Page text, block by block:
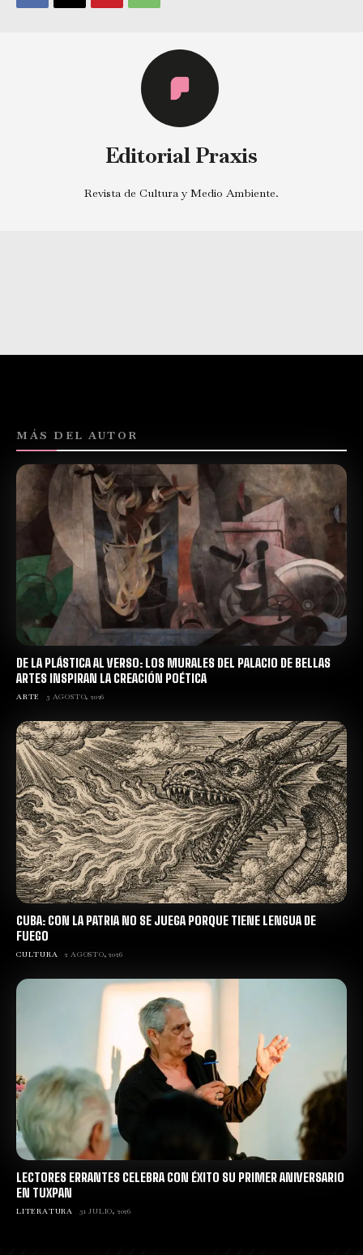
Editorial Praxis
Revista de Cultura y Medio Ambiente.
MÁS DEL AUTOR
DE LA PLÁSTICA AL VERSO: LOS MURALES DEL PALACIO DE BELLAS
ARTES INSPIRAN LA CREACIÓN POÉTICA
ARTE 3 AGOSTO, 2026
CUBA: CON LA PATRIA NO SE JUEGA PORQUE TIENE LENGUA DE
FUEGO
CULTURA 2 AGOSTO, 2026
LECTORES ERRANTES CELEBRA CON ÉXITO SU PRIMER ANIVERSARIO
EN TUXPAN
LITERATURA 31 JULIO, 2026